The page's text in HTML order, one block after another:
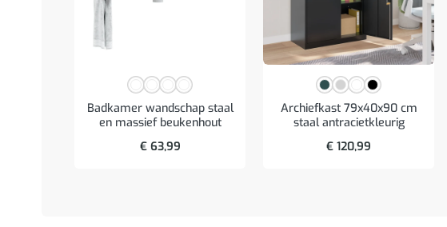
Badkamer wandschap staal
en massief beukenhout
€63,99
Archiefkast 79x40x90 cm
staal antracietkleurig
€ 120,99